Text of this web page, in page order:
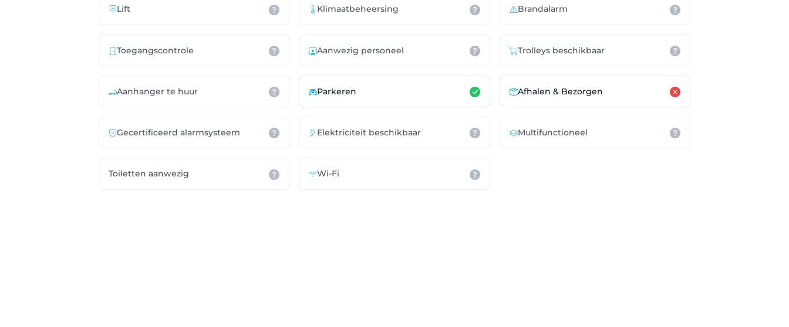
Lift Klimaatbeheersing Brandalarm
Toegangscontrole Aanwezig personeel Trolleys beschikbaar
Aanhanger te huur Parkeren Afhalen & Bezorgen
Gecertificeerd alarmsysteem Elektriciteit beschikbaar Multifunctioneel
Toiletten aanwezig Wi-Fi